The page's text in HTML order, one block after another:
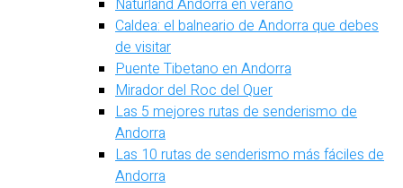
Naturland Andorra en verano
Caldea: el balneario de Andorra que debes
de visitar
Puente Tibetano en Andorra
Mirador del Roc del Quer
Las 5 mejores rutas de senderismo de
Andorra
Las 10 rutas de senderismo más fáciles de
Andorra